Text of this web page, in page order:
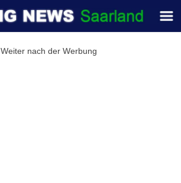
Weiter nach der Werbung